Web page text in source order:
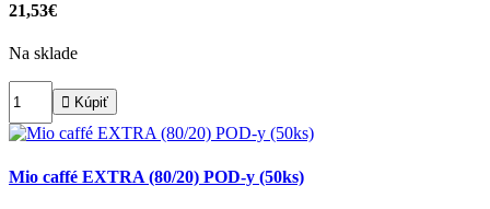
21,53€
Na sklade
 Kúpiť
Mio caffé EXTRA (80/20) POD-y (50ks)